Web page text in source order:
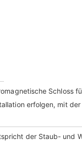
Schloss
erfolgen, mit
der Staub- und